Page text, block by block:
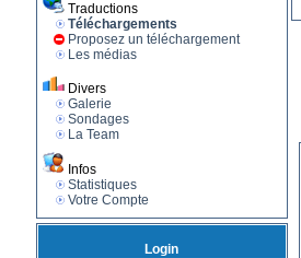
Traductions
Téléchargements
Proposez un téléchargement
Les médias
Divers
Galerie
Sondages
La Team
Infos
Statistiques
Votre Compte
Login